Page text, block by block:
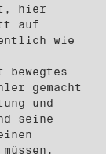
hier
auf
wie
gemacht
und
seine